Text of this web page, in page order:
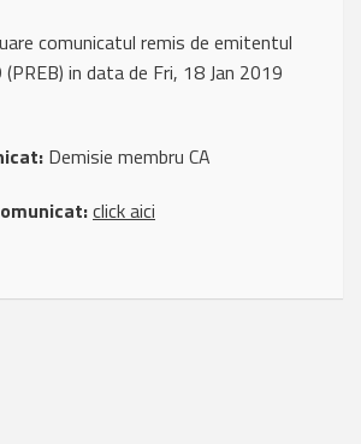
comunicatul remis de emitentul
(PREB) in data de Fri, 18 Jan 2019
Demisie membru CA
click aici